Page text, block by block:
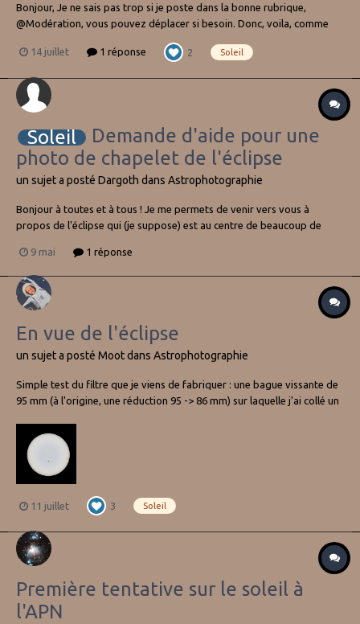
Bonjour, Je ne sais pas trop si je poste dans la bonne rubrique,
@Modération, vous pouvez déplacer si besoin. Donc, voila, comme
la tête sur le matériel car l'éclipse est courte, donc, photo? pas photo?
14 juillet 1 réponse 2 Soleil
Soleil
Demande d'aide pour une
photo de chapelet de l'éclipse
un sujet a posté Dargoth dans Astrophotographie
Bonjour à toutes et à tous ! Je me permets de venir vers vous à
propos de l'éclipse qui (je suppose) est au centre de beaucoup de
l'éclipse avec un joli panorama. Le problème, c'est que je n'ai jamais
réalisé ce genre de p...
9 mai 1 réponse
En vue de l'éclipse
un sujet a posté Mootdans Astrophotographie
Simple test du filtre que je viens de fabriquer : une bague vissante de
95 mm (à l'origine, une réduction 95 -> 86 mm) sur laquelle j'ai collé un
feuille que j'avais achetée il y a longtemps et qui aurait pu suffire, je
m'en suis...
11 juillet 3 Soleil
Première tentative sur le soleil à
l'APN